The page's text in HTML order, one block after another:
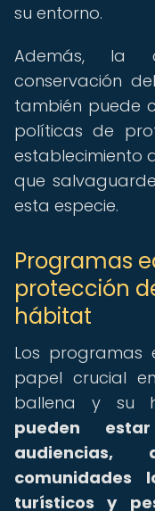
su entorno.
Además, la
conservación
también puede
políticas de
establecimiento
que
esta especie.
Programas
protección
hábitat
Los programas
papel crucial
ballena y su
pueden
audiencias,
comunidades
turísticos y